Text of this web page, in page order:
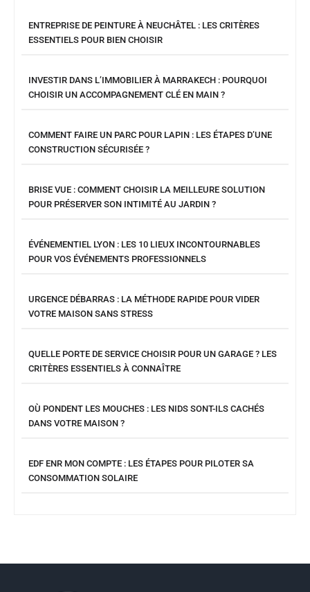
ENTREPRISE DE PEINTURE À NEUCHÂTEL : LES CRITÈRES
ESSENTIELS POUR BIEN CHOISIR
INVESTIR DANS L’IMMOBILIER À MARRAKECH : POURQUOI
CHOISIR UN ACCOMPAGNEMENT CLÉ EN MAIN ?
COMMENT FAIRE UN PARC POUR LAPIN : LES ÉTAPES D’UNE
CONSTRUCTION SÉCURISÉE ?
BRISE VUE : COMMENT CHOISIR LA MEILLEURE SOLUTION
POUR PRÉSERVER SON INTIMITÉ AU JARDIN ?
ÉVÉNEMENTIEL LYON : LES 10 LIEUX INCONTOURNABLES
POUR VOS ÉVÉNEMENTS PROFESSIONNELS
URGENCE DÉBARRAS : LA MÉTHODE RAPIDE POUR VIDER
VOTRE MAISON SANS STRESS
QUELLE PORTE DE SERVICE CHOISIR POUR UN GARAGE ? LES
CRITÈRES ESSENTIELS À CONNAÎTRE
OÙ PONDENT LES MOUCHES : LES NIDS SONT-ILS CACHÉS
DANS VOTRE MAISON ?
EDF ENR MON COMPTE : LES ÉTAPES POUR PILOTER SA
CONSOMMATION SOLAIRE